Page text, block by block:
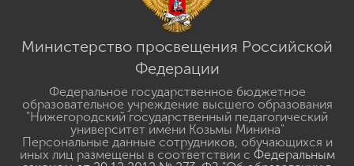
Министерство просвещения Российской
Федерации
Федеральное государственное бюджетное
образовательное учреждение высшего образования
"Нижегородский государственный педагогический
университет имени Козьмы Минина"
Персональные данные сотрудников, обучающихся и
иных лиц размещены в соответствии с Федеральным